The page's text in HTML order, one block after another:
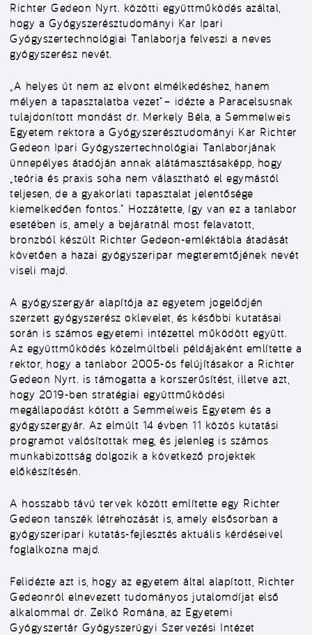
Richter Gedeon Nyrt. közötti együttműködés azáltal,
hogy a Gyógyszerésztudományi Kar Ipari
Gyógyszertechnológiai Tanlaborja felveszi a neves
gyógyszerész nevét.
„A helyes út nem az elvont elmélkedéshez, hanem
mélyen a tapasztalatba vezet”– idézte a Paracelsusnak
tulajdonított mondást dr. Merkely Béla, a Semmelweis
Egyetem rektora a Gyógyszerésztudományi Kar Richter
Gedeon Ipari Gyógyszertechnológiai Tanlaborjának
ünnepélyes átadóján annak alátámasztásaképp, hogy
„teória és praxis soha nem választható el egymástól
teljesen, de a gyakorlati tapasztalat jelentősége
kiemelkedően fontos.” Hozzátette, így van ez a tanlabor
esetében is, amely a bejáratnál most felavatott,
bronzból készült Richter Gedeon-emléktábla átadását
követően a hazai gyógyszeripar megteremtőjének nevét
viseli majd.
A gyógyszergyár alapítója az egyetem jogelődjén
szerzett gyógyszerész oklevelet, és későbbi kutatásai
során is számos egyetemi intézettel működött együtt.
Az együttműködés közelmúltbeli példájaként említette a
rektor, hogy a tanlabor 2005-ös felújításakor a Richter
Gedeon Nyrt. is támogatta a korszerűsítést, illetve azt,
hogy 2019-ben stratégiai együttműködési
megállapodást kötött a Semmelweis Egyetem és a
gyógyszergyár. Az elmúlt 14 évben 11 közös kutatási
programot valósítottak meg, és jelenleg is számos
munkabizottság dolgozik a következő projektek
előkészítésén.
A hosszabb távú tervek között említette egy Richter
Gedeon tanszék létrehozását is, amely elsősorban a
gyógyszeripari kutatás-fejlesztés aktuális kérdéseivel
foglalkozna majd.
Felidézte azt is, hogy az egyetem által alapított, Richter
Gedeonról elnevezett tudományos jutalomdíjat első
alkalommal dr. Zelkó Romána, az Egyetemi
Gyógyszertár Gyógyszerügyi Szervezési Intézet